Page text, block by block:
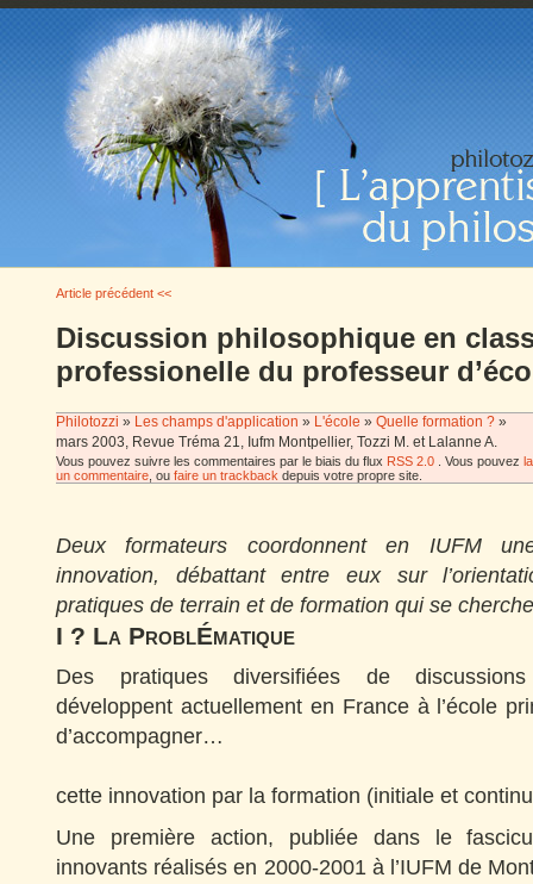
Article précédent <<
Discussion philosophique en
professionelle du professeur
Philotozzi » Les champs d'application » L'école » Quelle formation ? »
mars 2003, Revue Tréma 21, Iufm Montpellier, Tozzi M. et Lalanne A.
Vous pouvez suivre les commentaires par le biais du flux RSS 2.0 . Vous pouvez
un commentaire , ou faire un trackback depuis votre propre site.
Deux formateurs coordonnent en IUFM
innovation, débattantentre eux sur
pratiques de terrain et de formation qui se
I ? La ProblÉmatique
Des pratiques diversifiées de
développent actuellement en France à l’école
d’accompagner…
cette innovation par la formation (initiale et
Une première action, publiée dans le
innovants réalisés en 2000-2001 à l’IUFM de